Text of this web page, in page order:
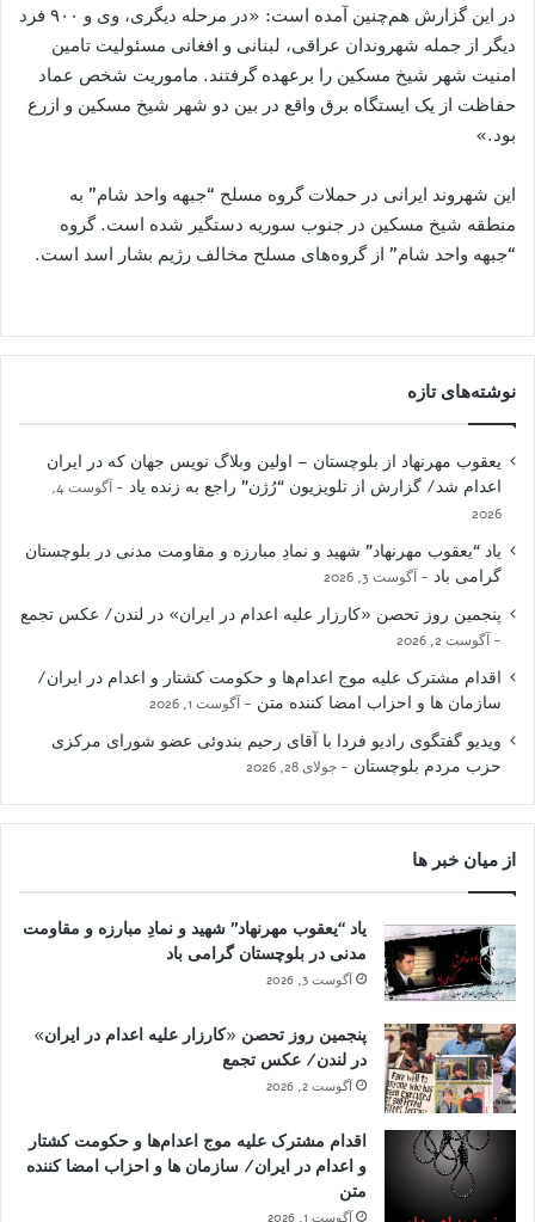
در این گزارش هم‌چنین آمده است: «در مرحله دیگری، وی و ۹۰۰ فرد
دیگر از جمله شهروندان عراقی، لبنانی و افغانی مسئولیت تامین
امنیت شهر شیخ مسکین را برعهده گرفتند. ماموریت شخص عماد
حفاظت از یک ایستگاه برق واقع در بین دو شهر شیخ مسکین و ازرع
بود.»
این شهروند ایرانی در حملات گروه مسلح “جبهه واحد شام” به
منطقه شیخ مسکین در جنوب سوریه دستگیر شده است. گروه
“جبهه واحد شام” از گروه‌های مسلح مخالف رژیم بشار اسد است.
نوشته‌های تازه
یعقوب مهرنهاد از بلوچستان – اولین وبلاگ نویس جهان که در ایران
اعدام شد/ گزارش از تلویزیون “رُژن” راجع به زنده یاد
آگوست 4,
2026
یاد “یعقوب مهرنهاد” شهید و نمادِ مبارزه و مقاومت مدنی در بلوچستان
گرامی باد
آگوست 3, 2026
پنجمین روز تحصن «کارزار علیه اعدام در ایران» در لندن/ عکس تجمع
آگوست 2, 2026
اقدام مشترک علیه موج اعدام‌ها و حکومت کشتار و اعدام در ایران/
سازمان ها و احزاب امضا کننده متن
آگوست 1, 2026
ویدیو گفتگوی رادیو فردا با آقای رحیم بندوئی عضو شورای مرکزی
حزب مردم بلوچستان
جولای 28, 2026
از میان خبر ها
یاد “یعقوب مهرنهاد” شهید و نمادِ مبارزه و مقاومت
مدنی در بلوچستان گرامی باد
آگوست 3, 2026
پنجمین روز تحصن «کارزار علیه اعدام در ایران»
در لندن/ عکس تجمع
آگوست 2, 2026
اقدام مشترک علیه موج اعدام‌ها و حکومت کشتار
و اعدام در ایران/ سازمان ها و احزاب امضا کننده
متن
آگوست 1, 2026